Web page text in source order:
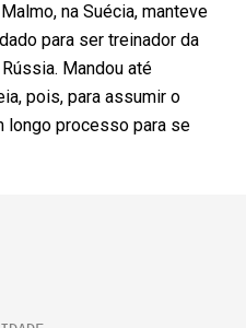
na Suécia, manteve
para ser treinador da
Mandou até
pois, para assumir o
longo processo para se